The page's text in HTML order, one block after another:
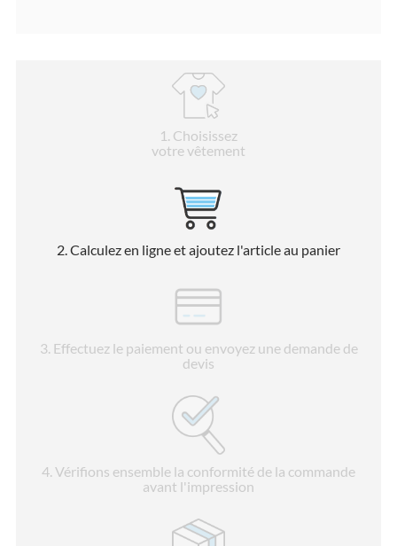
1 . Choisissez
votre vêtement
2 . Calculez en ligne et ajoutez l'article au panier
3. Effectuez le paiement ou envoyez une demande de
devis
4. Vérifions ensemble la conformité de la commande
avant l'impression